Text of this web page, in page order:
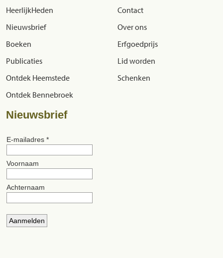
HeerlijkHeden
Nieuwsbrief
Boeken
Publicaties
Ontdek Heemstede
Ontdek Bennebroek
Contact
Over ons
Erfgoedprijs
Lid worden
Schenken
Nieuwsbrief